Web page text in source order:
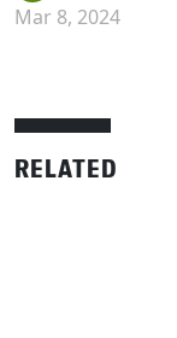
Mar 8, 2024
RELATED